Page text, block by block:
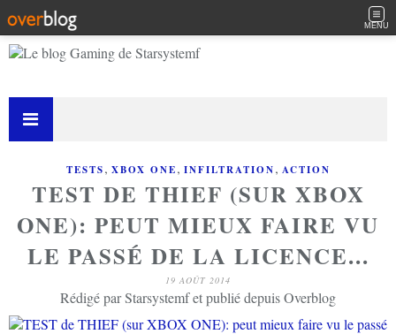
MENU
TESTS, XBOX ONE, INFILTRATION, ACTION
TEST DE THIEF (SUR XBOX
ONE): PEUT MIEUX FAIRE VU
LE PASSÉ DE LA LICENCE...
19 AOÛT 2014
Rédigé par Starsystemf et publié depuis Overblog